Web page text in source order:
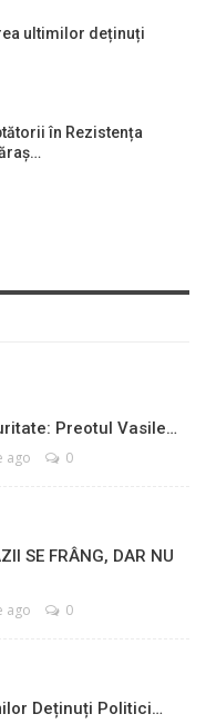
ultimilor deținuți
în Rezistența
Preotul Vasile…
ago 0
SE FRÂNG, DAR NU
ago 0
Deținuți Politici…